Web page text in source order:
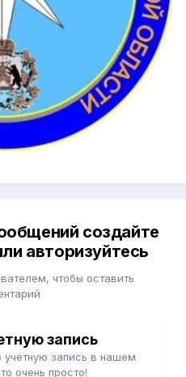
создайте
авторизуйтесь
чтобы оставить
запись
учётную запись в нашем
очень просто!